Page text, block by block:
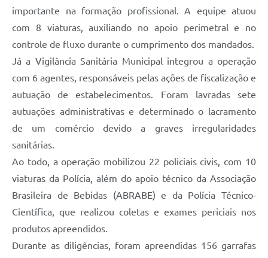
importante na formação profissional. A equipe atuou
com 8 viaturas, auxiliando no apoio perimetral e no
controle de fluxo durante o cumprimento dos mandados.
Já a Vigilância Sanitária Municipal integrou a operação
com 6 agentes, responsáveis pelas ações de fiscalização e
autuação de estabelecimentos. Foram lavradas sete
autuações administrativas e determinado o lacramento
de um comércio devido a graves irregularidades
sanitárias.
Ao todo, a operação mobilizou 22 policiais civis, com 10
viaturas da Polícia, além do apoio técnico da Associação
Brasileira de Bebidas (ABRABE) e da Polícia Técnico-
Científica, que realizou coletas e exames periciais nos
produtos apreendidos.
Durante as diligências, foram apreendidas 156 garrafas